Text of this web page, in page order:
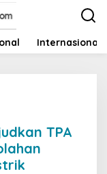
Internasional
TPA